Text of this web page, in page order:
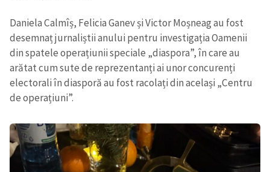
Daniela Calmîș, Felicia Ganev și Victor Moșneag au fost
desemnaț jurnaliștii anului pentru investigația Oamenii
din spatele operațiunii speciale „diaspora”, în care au
arătat cum sute de reprezentanți ai unor concurenți
electorali în diasporă au fost racolați din același „Centru
de operațiuni”.